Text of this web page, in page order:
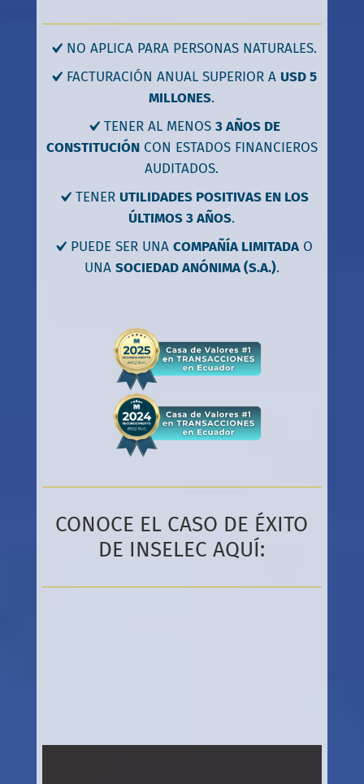
NO APLICA PARA PERSONAS NATURALES.
FACTURACIÓN ANUAL SUPERIOR A USD 5
MILLONES.
TENER AL MENOS 3 AÑOS DE
CONSTITUCIÓNCON ESTADOS FINANCIEROS
AUDITADOS.
TENER UTILIDADES POSITIVAS EN LOS
ÚLTIMOS 3 AÑOS.
PUEDE SER UNACOMPAÑÍA LIMITADA O
UNA SOCIEDAD ANÓNIMA (S.A.).
CONOCE EL CASO DE ÉXITO
DE INSELEC AQUÍ: